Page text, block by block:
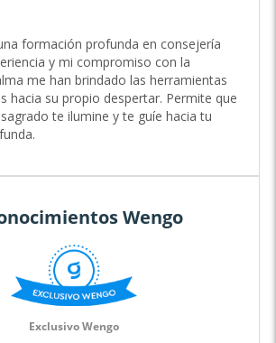
una guía espiritual indulgente e
de experiencia acompañando a las
de propósito y conexión con lo
aquí para caminar contigo en cada paso
no solo encontrarás respuestas,
descubrirás un espacio seguro para
interior.
del alma me ha llevado a conectar
y ahora comparto este camino
formación profunda en consejería
y mi compromiso con la
me han brindado las herramientas
hacia su propio despertar. Permite que
te ilumine y te guíe hacia tu
Wengo
Exclusivo Wengo